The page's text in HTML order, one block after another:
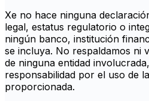
Xe no hace ninguna
legal, estatus regulatorio o
ningún banco, institución
se incluya. No respaldamos ni
de ninguna entidad
responsabilidad por el uso de
proporcionada.